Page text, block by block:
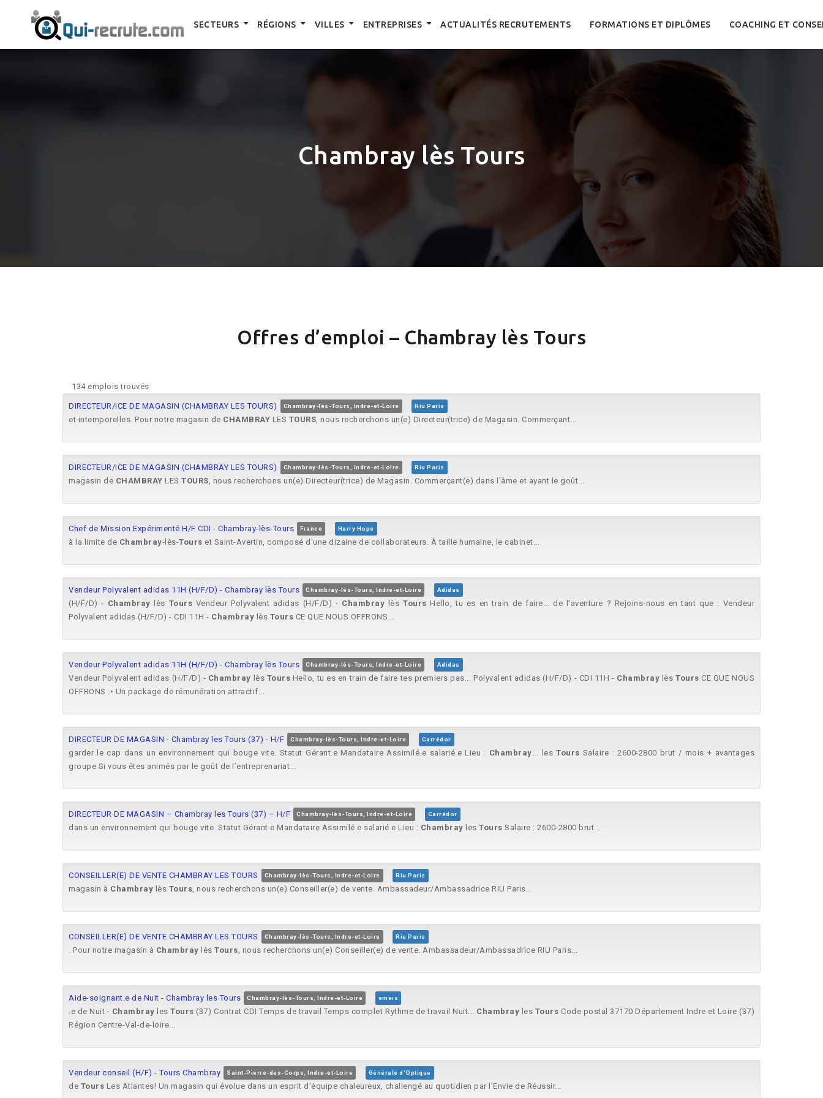
SECTEURS RÉGIONS VILLES ENTREPRISES ACTUALITÉS RECRUTEMENTS FORMATIONS ET DIPLÔMES COACHING ET
Chambray lès Tours
Offres d’emploi – Chambray lès Tours
134 emplois trouvés
DIRECTEUR/ICE DE MAGASIN (CHAMBRAY LES TOURS) Chambray-lès-Tours, Indre-et-Loire Riu Paris
et intemporelles. Pour notre magasin de CHAMBRAY LES TOURS, nous recherchons un(e) Directeur(trice) de Magasin. Commerçant...
DIRECTEUR/ICE DE MAGASIN (CHAMBRAY LES TOURS) Chambray-lès-Tours, Indre-et-Loire Riu Paris
magasin de CHAMBRAY LES TOURS, nous recherchons un(e) Directeur(trice) de Magasin. Commerçant(e) dans l'âme et ayant le goût...
Chef de Mission Expérimenté H/F CDI - Chambray-lès-Tours France Harry Hope
à la limite de Chambray-lès-Tours et Saint-Avertin, composé d'une dizaine de collaborateurs. À taille humaine, le cabinet...
Vendeur Polyvalent adidas 11H (H/F/D) - Chambray lès Tours Chambray-lès-Tours, Indre-et-Loire Adidas
(H/F/D) - Chambray lès Tours Vendeur Polyvalent adidas (H/F/D) - Chambray lès Tours Hello, tu es en train de faire... de l'aventure ? Rejoins-nous en tant que : Vendeur
Polyvalent adidas (H/F/D) - CDI 11H - Chambray lès Tours CE QUE NOUS OFFRONS...
Vendeur Polyvalent adidas 11H (H/F/D) - Chambray lès Tours Chambray-lès-Tours, Indre-et-Loire Adidas
Vendeur Polyvalent adidas (H/F/D) - Chambray lès Tours Hello, tu es en train de faire tes premiers pas... Polyvalent adidas (H/F/D) - CDI 11H - Chambray lèsTours CE QUE NOUS
OFFRONS :• Un package de rémunération attractif...
DIRECTEUR DE MAGASIN - Chambray les Tours (37) - H/F Chambray-lès-Tours, Indre-et-Loire Carrédor
garder le cap dans un environnement qui bouge vite. Statut Gérant.e Mandataire Assimilé.e salarié.e Lieu : Chambray... lesTours Salaire : 2600-2800 brut / mois + avantages
groupe Si vous êtes animés par le goût de l’entreprenariat...
DIRECTEUR DE MAGASIN – Chambray les Tours (37) – H/F Chambray-lès-Tours, Indre-et-Loire Carrédor
dans un environnement qui bouge vite. Statut Gérant.e Mandataire Assimilé.e salarié.e Lieu : Chambray les Tours Salaire : 2600-2800 brut...
CONSEILLER(E) DE VENTE CHAMBRAY LES TOURS Chambray-lès-Tours, Indre-et-Loire Riu Paris
magasin à Chambray lès Tours, nous recherchons un(e) Conseiller(e) de vente. Ambassadeur/Ambassadrice RIU Paris...
CONSEILLER(E) DE VENTE CHAMBRAY LES TOURS Chambray-lès-Tours, Indre-et-Loire Riu Paris
. Pour notre magasin à Chambray lès Tours, nous recherchons un(e) Conseiller(e) de vente. Ambassadeur/Ambassadrice RIU Paris...
Aide-soignant.e de Nuit - Chambray les Tours Chambray-lès-Tours, Indre-et-Loire emeis
.e de Nuit - Chambray lesTours (37) Contrat CDI Temps de travail Temps complet Rythme de travail Nuit... Chambray les Tours Code postal 37170 Département Indre et Loire (37)
Région Centre-Val-de-loire...
Vendeur conseil (H/F) - Tours Chambray Saint-Pierre-des-Corps, Indre-et-Loire Générale d'Optique
de Tours Les Atlantes! Un magasin qui évolue dans un esprit d'équipe chaleureux, challengé au quotidien par l'Envie de Réussir...